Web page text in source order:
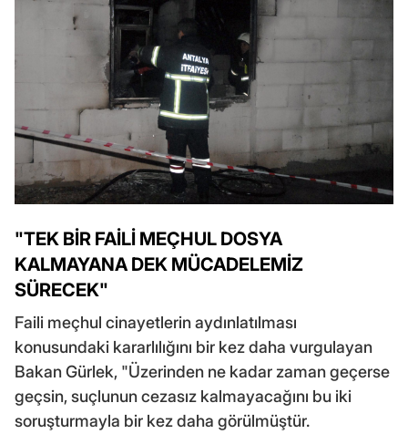
"TEK BİR FAİLİ MEÇHUL DOSYA
KALMAYANA DEK MÜCADELEMİZ
SÜRECEK"
Faili meçhul cinayetlerin aydınlatılması
konusundaki kararlılığını bir kez daha vurgulayan
Bakan Gürlek, "Üzerinden ne kadar zaman geçerse
geçsin, suçlunun cezasız kalmayacağını bu iki
soruşturmayla bir kez daha görülmüştür.